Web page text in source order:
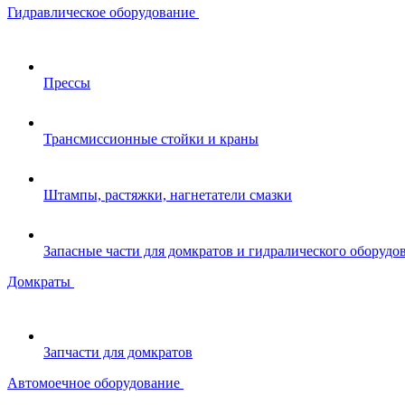
Гидравлическое оборудование
Прессы
Трансмиссионные стойки и краны
Штампы, растяжки, нагнетатели смазки
Запасные части для домкратов и гидралического
Домкраты
Запчасти для домкратов
Автомоечное оборудование